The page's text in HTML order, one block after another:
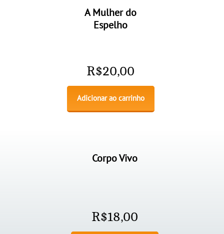
A Mulher do
Espelho
R$20,00
Adicionar ao carrinho
Corpo Vivo
R$18,00